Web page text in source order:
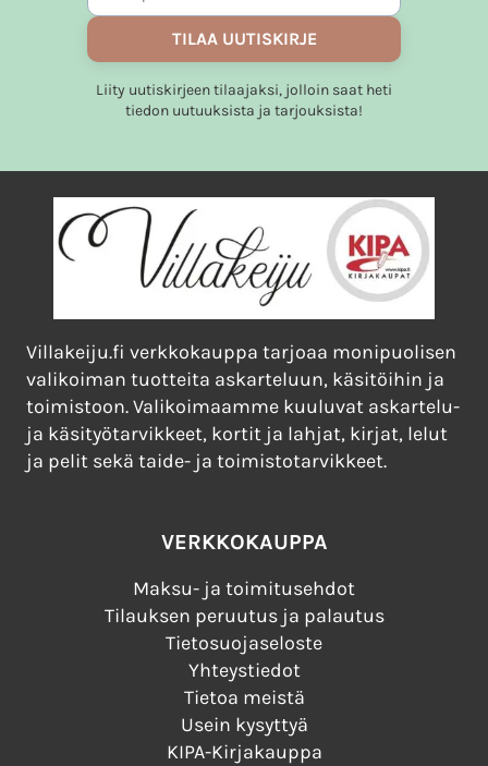
TILAA UUTISKIRJE
Liity uutiskirjeen tilaajaksi, jolloin saat heti
tiedon uutuuksista ja tarjouksista!
Villakeiju.fi verkkokauppa tarjoaa monipuolisen
valikoiman tuotteita askarteluun, käsitöihin ja
toimistoon. Valikoimaamme kuuluvat askartelu-
ja käsityötarvikkeet, kortit ja lahjat, kirjat, lelut
ja pelit sekä taide- ja toimistotarvikkeet.
VERKKOKAUPPA
Maksu- ja toimitusehdot
Tilauksen peruutus ja palautus
Tietosuojaseloste
Yhteystiedot
Tietoa meistä
Usein kysyttyä
KIPA-Kirjakauppa